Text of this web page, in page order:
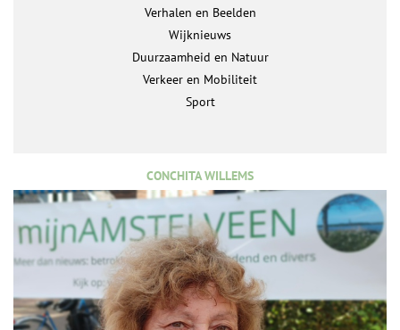
Verhalen en Beelden
Wijknieuws
Duurzaamheid en Natuur
Verkeer en Mobiliteit
Sport
CONCHITA WILLEMS